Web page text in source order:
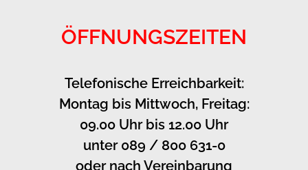
ÖFFNUNGSZEITEN
Telefonische Erreichbarkeit:
Montag bis Mittwoch, Freitag:
09.00 Uhr bis 12.00 Uhr
unter 089 / 800 631-0
oder nach Vereinbarung